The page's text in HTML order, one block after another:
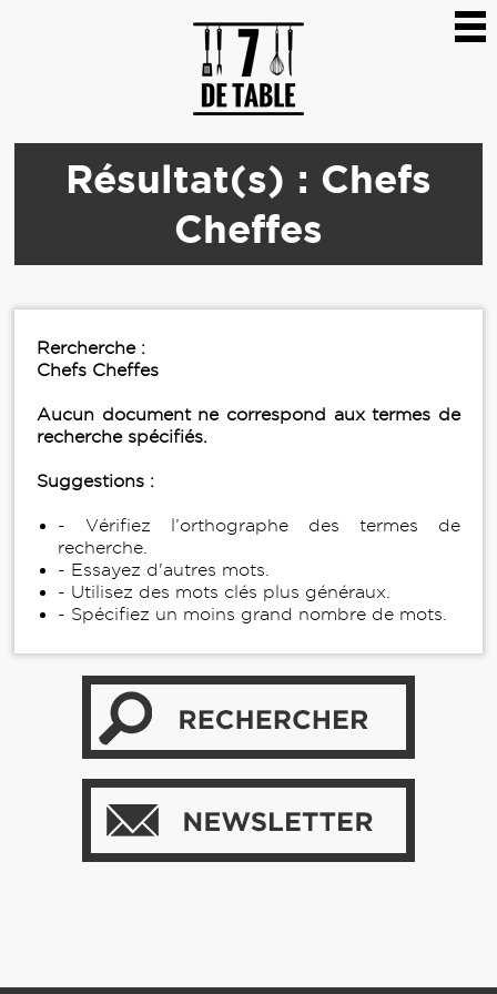
Résultat(s) : Chefs
Cheffes
Rercherche :
Chefs Cheffes
Aucun document ne correspond aux termes de
recherche spécifiés.
Suggestions :
- Vérifiez l’orthographe des termes de
recherche.
- Essayez d'autres mots.
- Utilisez des mots clés plus généraux.
- Spécifiez un moins grand nombre de mots.